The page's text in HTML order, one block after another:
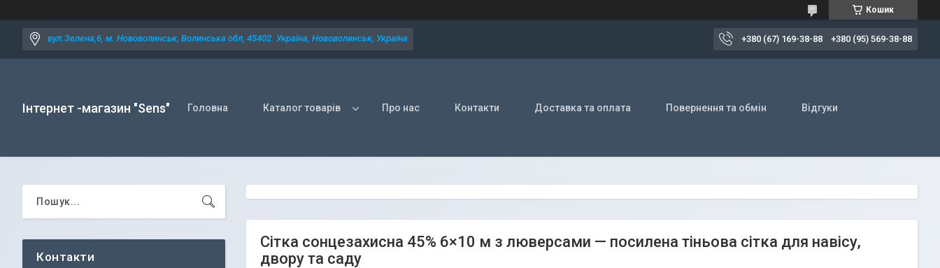
Кошик
вул.Зелена,6, м. Нововолинськ, Волинська обл, 45402. Україна, Нововолинськ, Україна +380 (67) 169-38-88 +380 (95) 569-38-88
Інтернет -магазин "Sens" Головна Каталог товарів Про нас Контакти Доставка та оплата Повернення та обмін Відгуки
Сітка сонцезахисна 45% 6×10 м з люверсами — посилена тіньова сітка для навісу,
двору та саду